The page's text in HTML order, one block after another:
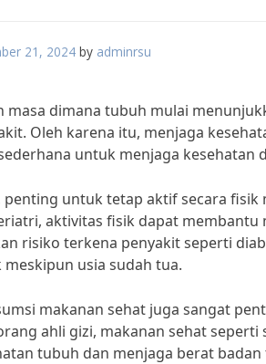
21, 2024 by adminrsu
masa dimana tubuh mulai
Oleh karena itu, menjaga
untuk menjaga kesehatan
penting untuk tetap aktif secara
aktivitas fisik dapat
risiko terkena penyakit seperti
usia sudah tua.
makanan sehat juga sangat
ahli gizi, makanan sehat
tubuh dan menjaga berat